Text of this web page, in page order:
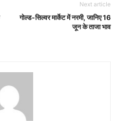
Next article
गोल्ड-सिल्वर मार्केट में नरमी, जानिए 16
जून के ताजा भाव